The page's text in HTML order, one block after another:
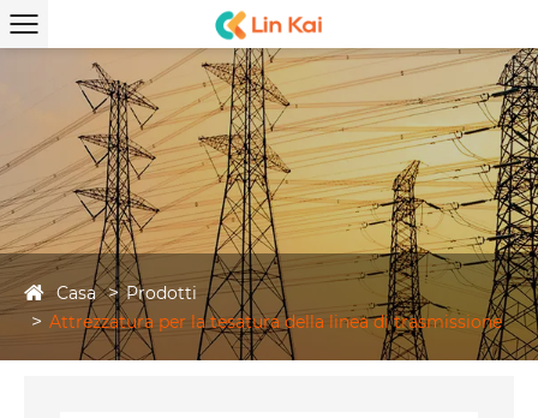
Casa
Prodotti
Attrezzatura per la tesatura della linea di trasmissione